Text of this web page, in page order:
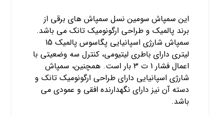
این سمپاش سومین نسل سمپاش‌ های برقی از
برند پالمیک و طراحی ارگونومیک تانک می باشد.
سمپاش شارژی اسپانیایی پگاسوس پالمیک 15
لیتری دارای باطری لیتیومی، کنترل سه وضعیتی با
اعمال فشار 1 ت 3 بار است. همچنین، سمپاش
شارژی اسپانیایی دارای طراحی ارگونومیک تانک و
دسته آن نیز دارای نگهدارنده افقی و عمودی می
باشد.